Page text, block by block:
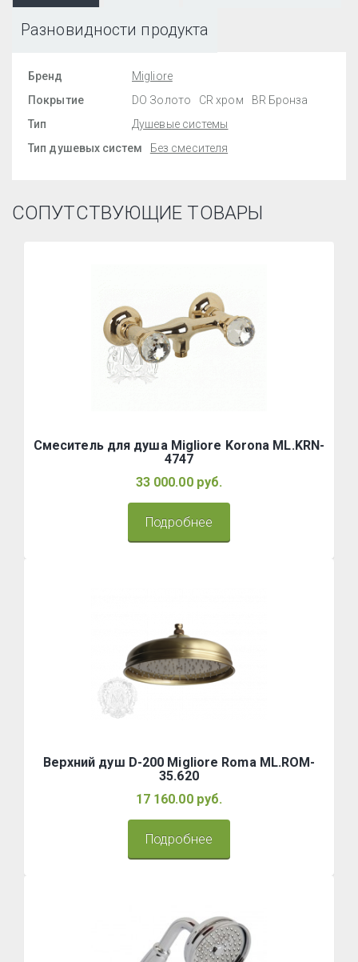
Разновидности продукта
Бренд
Migliore
Покрытие
DO Золото CR хром
BR Бронза
Тип
Душевые системы
Тип душевых систем
Без смесителя
СОПУТСТВУЮЩИЕ ТОВАРЫ
Смеситель для душа Migliore Korona ML.KRN-
4747
33 000.00 руб.
Подробнее
Верхний душ D-200 Migliore Roma ML.ROM-
35.620
17 160.00 руб.
Подробнее